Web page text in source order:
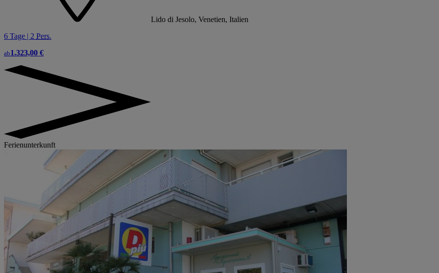
Lido di Jesolo, Venetien, Italien
6 Tage | 2 Pers.
ab1.323,00 €
Ferienunterkunft